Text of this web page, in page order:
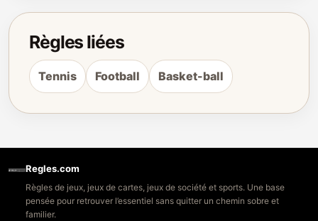
Règles liées
Tennis Football Basket-ball
Regles.com
Règles de jeux, jeux de cartes, jeux de société et sports. Une base
pensée pour retrouver l’essentiel sans quitter un chemin sobre et
familier.